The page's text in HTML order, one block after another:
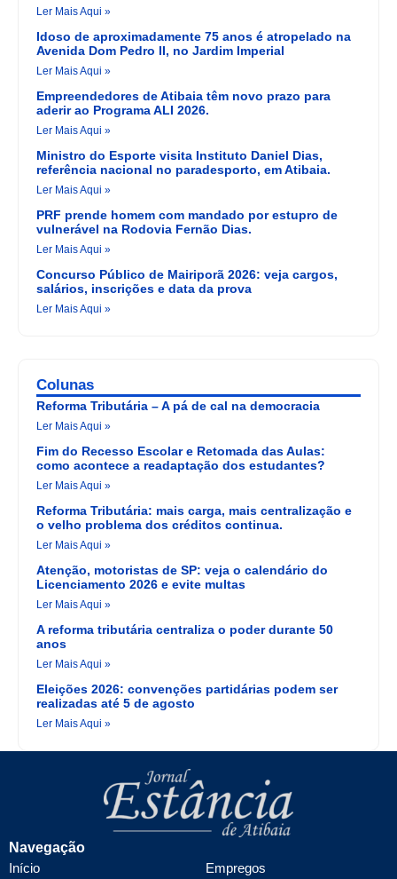
Ler Mais Aqui »
Idoso de aproximadamente 75 anos é atropelado na
Avenida Dom Pedro II, no Jardim Imperial
Ler Mais Aqui »
Empreendedores de Atibaia têm novo prazo para
aderir ao Programa ALI 2026.
Ler Mais Aqui »
Ministro do Esporte visita Instituto Daniel Dias,
referência nacional no paradesporto, em Atibaia.
Ler Mais Aqui »
PRF prende homem com mandado por estupro de
vulnerável na Rodovia Fernão Dias.
Ler Mais Aqui »
Concurso Público de Mairiporã 2026: veja cargos,
salários, inscrições e data da prova
Ler Mais Aqui »
Colunas
Reforma Tributária – A pá de cal na democracia
Ler Mais Aqui »
Fim do Recesso Escolar e Retomada das Aulas:
como acontece a readaptação dos estudantes?
Ler Mais Aqui »
Reforma Tributária: mais carga, mais centralização e
o velho problema dos créditos continua.
Ler Mais Aqui »
Atenção, motoristas de SP: veja o calendário do
Licenciamento 2026 e evite multas
Ler Mais Aqui »
A reforma tributária centraliza o poder durante 50
anos
Ler Mais Aqui »
Eleições 2026: convenções partidárias podem ser
realizadas até 5 de agosto
Ler Mais Aqui »
Navegação
Início
Empregos